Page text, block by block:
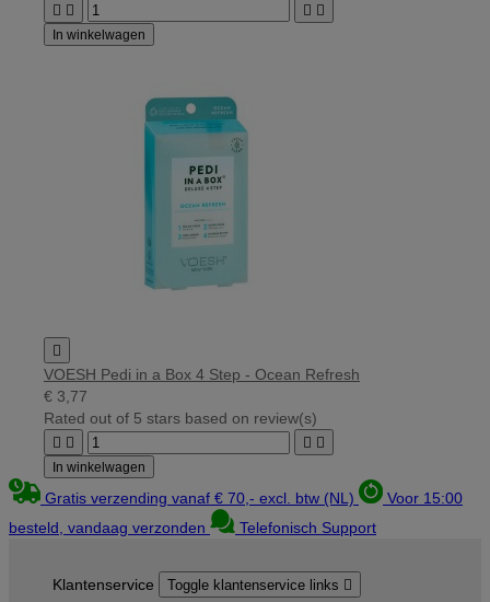
   
In winkelwagen

VOESH Pedi in a Box 4 Step - Ocean Refresh
€ 3,77
Rated out of 5 stars based on review(s)
   
In winkelwagen
Gratis verzending vanaf € 70,- excl. btw (NL)
Voor 15:00
besteld, vandaag verzonden
Telefonisch Support
Klantenservice Toggle klantenservice links 